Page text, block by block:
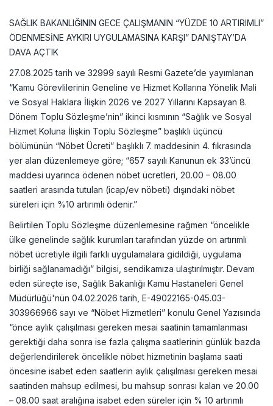
SAĞLIK BAKANLIĞININ GECE ÇALIŞMANIN “YÜZDE 10 ARTIRIMLI”
ÖDENMESİNE AYKIRI UYGULAMASINA KARŞI” DANIŞTAY’DA
DAVA AÇTIK
27.08.2025 tarih ve 32999 sayılı Resmi Gazete’de yayımlanan
“Kamu Görevlilerinin Geneline ve Hizmet Kollarına Yönelik Mali
ve Sosyal Haklara İlişkin 2026 ve 2027 Yıllarını Kapsayan 8.
Dönem Toplu Sözleşme’nin” ikinci kısmının “Sağlık ve Sosyal
Hizmet Koluna İlişkin Toplu Sözleşme” başlıklı üçüncü
bölümünün “Nöbet Ücreti” başlıklı 7. maddesinin 4. fıkrasında
yer alan düzenlemeye göre; “657 sayılı Kanunun ek 33’üncü
maddesi uyarınca ödenen nöbet ücretleri, 20.00 – 08.00
saatleri arasında tutulan (icap/ev nöbeti) dışındaki nöbet
süreleri için %10 artırımlı ödenir.”
Belirtilen Toplu Sözleşme düzenlemesine rağmen “öncelikle
ülke genelinde sağlık kurumları tarafından yüzde on artırımlı
nöbet ücretiyle ilgili farklı uygulamalara gidildiği, uygulama
birliği sağlanamadığı” bilgisi, sendikamıza ulaştırılmıştır. Devam
eden süreçte ise, Sağlık Bakanlığı Kamu Hastaneleri Genel
Müdürlüğü'nün 04.02.2026 tarih, E-49022165-045.03-
303966966 sayı ve “Nöbet Hizmetleri” konulu Genel Yazısında
“önce aylık çalışılması gereken mesai saatinin tamamlanması
gerektiği daha sonra ise fazla çalışma saatlerinin günlük bazda
değerlendirilerek öncelikle nöbet hizmetinin başlama saati
öncesine isabet eden saatlerin aylık çalışılması gereken mesai
saatinden mahsup edilmesi, bu mahsup sonrası kalan ve 20.00
– 08.00 saat aralığına isabet eden süreler için % 10 artırımlı